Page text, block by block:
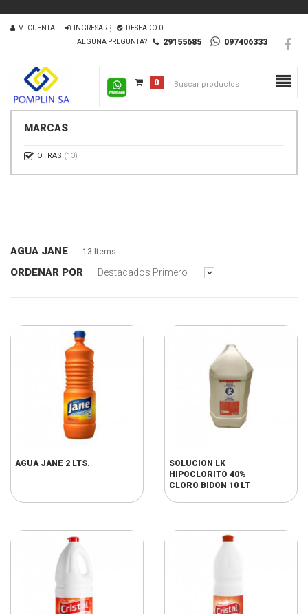
MI CUENTA INGRESAR DESEADO 0
ALGUNA PREGUNTA?
29155685 097406333
0
MARCAS
OTRAS (13)
AGUA JANE 13 Items
ORDENAR POR Destacados Primero
AGUA JANE 2 LTS.
SOLUCION LK
HIPOCLORITO 40%
CLORO BIDON 10 LT